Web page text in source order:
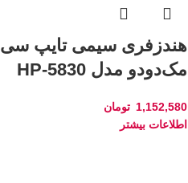
هندزفری سیمی تایپ سی
مک‌دودو مدل HP-5830
1,152,580 تومان
اطلاعات بیشتر